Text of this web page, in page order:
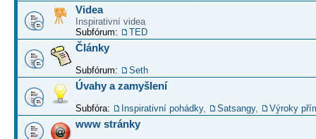
Videa
Inspirativní videa
Subfórum:
TED
Články
Subfórum: Seth
Úvahy a zamyšlení
Subfóra: Inspirativní pohádky, Satsangy, Výroky
www stránky